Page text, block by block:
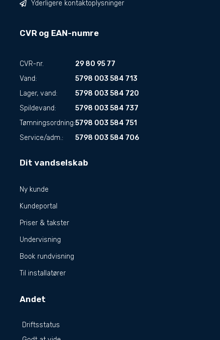
Yderligere kontaktoplysninger
CVR og EAN-numre
CVR-nr.
29 80 95 77
Vand:
5798 003 584 713
Lager, vand:
5798 003 584 720
Spildevand:
5798 003 584 737
Tømningsordning:5798 003 584 751
Service/adm.:
5798 003 584 706
Dit vandselskab
Ny kunde
Kundeportal
Priser & takster
Undervisning
Book rundvisning
Til installatører
Andet
Driftsstatus